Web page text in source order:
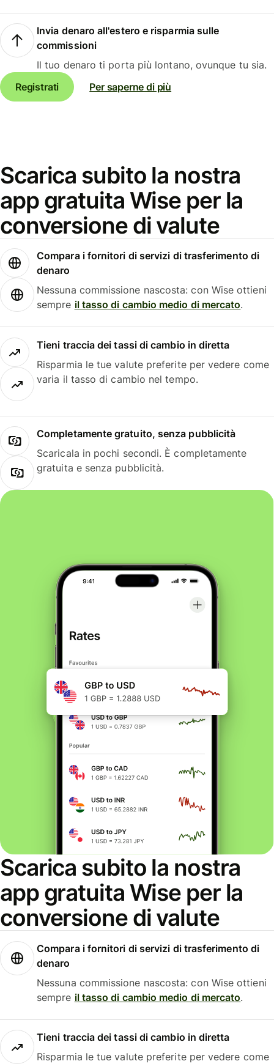
Invia denaro all'estero e risparmia sulle
commissioni
Il tuo denaro ti porta più lontano, ovunque tu sia.
Registrati
Per saperne di più
Scarica subito la nostra
app gratuita Wise per la
conversione di valute
Compara i fornitori di servizi di trasferimento di
denaro
Nessuna commissione nascosta: con Wise ottieni
sempre il tasso di cambio medio di mercato.
Tieni traccia dei tassi di cambio in diretta
Risparmia le tue valute preferite per vedere come
varia il tasso di cambio nel tempo.
Completamente gratuito, senza pubblicità
Scaricala in pochi secondi. È completamente
gratuita e senza pubblicità.
Scarica subito la nostra
app gratuita Wise per la
conversione di valute
Compara i fornitori di servizi di trasferimento di
denaro
Nessuna commissione nascosta: con Wise ottieni
sempre il tasso di cambio medio di mercato.
Tieni traccia dei tassi di cambio in diretta
Risparmia le tue valute preferite per vedere come